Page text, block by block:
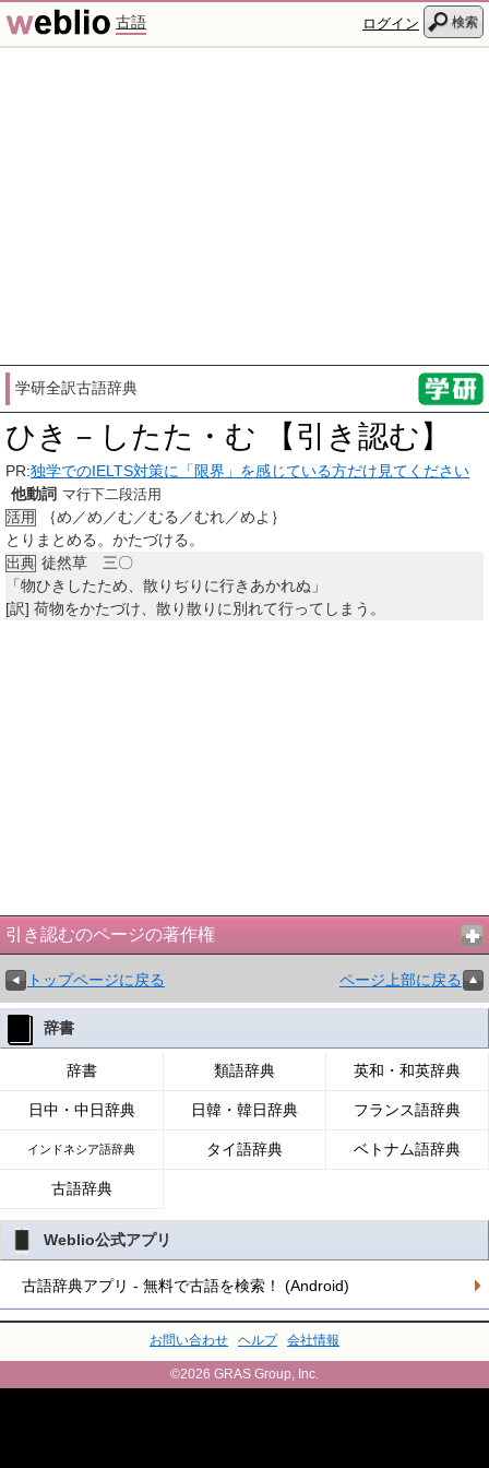
古語 ログイン 検索
学研全訳古語辞典
ひき－したた・む 【引き認む】
PR:独学でのIELTS対策に「限界」を感じている方だけ見てください
他動詞 マ行下二段活用
活用
｛め／め／む／むる／むれ／めよ｝
とりまとめる。かたづける。
出典 徒然草 三〇
「物ひきしたため、散りぢりに行きあかれぬ」
[訳] 荷物をかたづけ、散り散りに別れて行ってしまう。
引き認むのページの著作権
トップページに戻る ページ上部に戻る
辞書
辞書 類語辞典 英和・和英辞典
日中・中日辞典 日韓・韓日辞典 フランス語辞典
インドネシア語辞典 タイ語辞典 ベトナム語辞典
古語辞典
Weblio公式アプリ
古語辞典アプリ - 無料で古語を検索！ (Android)
お問い合わせ ヘルプ 会社情報
©2026 GRAS Group, Inc.